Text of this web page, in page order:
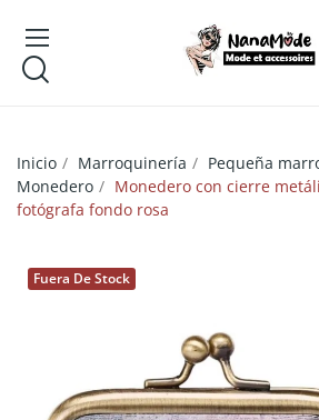
Inicio Marroquinería
Pequeña
Monedero
Monedero con cierre
fotógrafa fondo rosa
Fuera De Stock